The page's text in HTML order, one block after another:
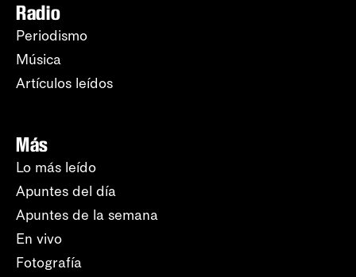
Radio
Periodismo
Música
Artículos leídos
Más
Lo más leído
Apuntes del día
Apuntes de la semana
En vivo
Fotografía